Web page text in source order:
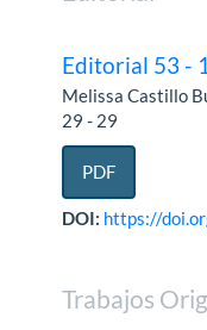
Editorial 53 - 1
Melissa Castillo
29 - 29
PDF
DOI: https://
Trabajos